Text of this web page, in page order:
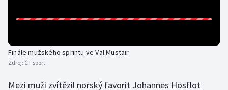
Judo
Finále mužského sprintu ve Val Müstair
Zdroj: ČT sport
Mezi muži zvítězil norský favorit Johannes Hösflot